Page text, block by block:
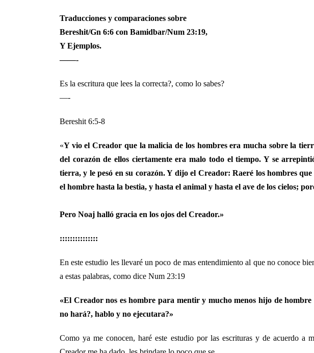
Conversión
area latina
Descarga
Traducciones y comparaciones sobre
Bereshit/Gn 6:6 con Bamidbar/Num 23:19,
Y Ejemplos.
——-
Es la escritura que lees la correcta?, como lo sabes?
—-
Bereshit 6:5-8
«Y vio el Creador que la malicia de los hombres era mucha sobre la
del corazón de ellos ciertamente era malo todo el tiempo. Y se
tierra, y le pesó en su corazón. Y dijo el Creador: Raeré los hombres
el hombre hasta la bestia, y hasta el animal y hasta el ave de los cielos;
Pero Noaj halló gracia en los ojos del Creador.»
:::::::::::::::
En este estudio les llevaré un poco de mas entendimiento al que no conoce
a estas palabras, como dice Num 23:19
«El Creador nos es hombre para mentir y mucho menos hijo de
no hará?, hablo y no ejecutara?»
Como ya me conocen, haré este estudio por las escrituras y de acuerdo